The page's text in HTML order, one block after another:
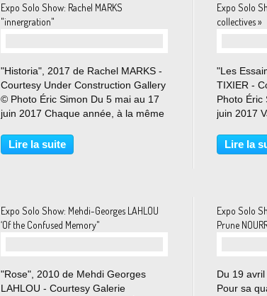
Expo Solo Show: Rachel MARKS
"innergration"
"Historia", 2017 de Rachel MARKS -
Courtesy Under Construction Gallery
© Photo Éric Simon Du 5 mai au 17
juin 2017 Chaque année, à la même
étrange entre le nord de l’Amérique
et le Mexique. Par millions, des
Lire la suite
Expo Solo
collectives »
"Les
TIXIER -
Photo Éric
juin 2017
référence
Lire la
Expo Solo Show: Mehdi-Georges LAHLOU
‘Of the Confused Memory"
"Rose", 2010 de Mehdi Georges
LAHLOU - Courtesy Galerie
Expo Solo
Prune
Du 19
Pour sa